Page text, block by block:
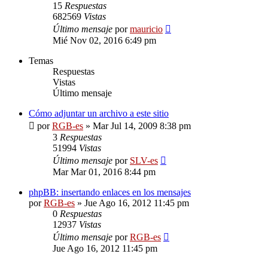
15 Respuestas
682569 Vistas
Último mensaje pormauricio
Mié Nov 02, 2016 6:49 pm
Temas
Respuestas
Vistas
Último mensaje
Cómo adjuntar un archivo a este sitio
porRGB-es » Mar Jul 14, 2009 8:38 pm
3 Respuestas
51994 Vistas
Último mensaje por SLV-es
Mar Mar 01, 2016 8:44 pm
phpBB: insertando enlaces en los mensajes
porRGB-es » Jue Ago 16, 2012 11:45 pm
0 Respuestas
12937 Vistas
Último mensaje porRGB-es
Jue Ago 16, 2012 11:45 pm